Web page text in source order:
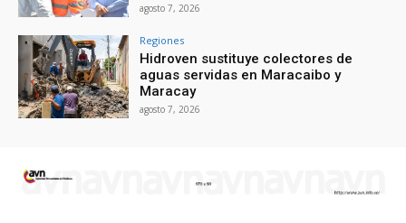
agosto 7, 2026
Regiones
Hidroven sustituye colectores de
aguas servidas en Maracaibo y
Maracay
agosto 7, 2026